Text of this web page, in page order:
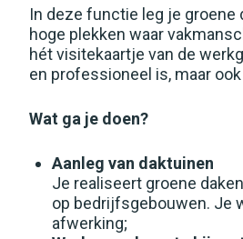
In deze functie leg je groene
hoge plekken waar
hét visitekaartje van de
en professioneel is, maar
Wat ga je doen?
Aanleg van daktuinen
Je realiseert groene
op bedrijfsgebouwen. Je
afwerking;
Transport
locatie
Arcen